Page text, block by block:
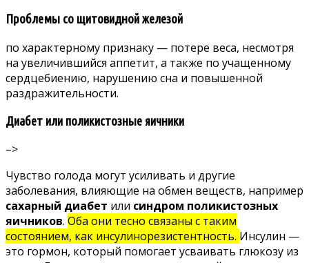
Проблемы со щитовидной железой
по характерному признаку — потере веса, несмотря
на увеличившийся аппетит, а также по учащенному
сердцебиению, нарушению сна и повышенной
раздражительности.
Диабет или поликистозные яичники
–>
Чувство голода могут усиливать и другие
заболевания, влияющие на обмен веществ, например
сахарный диабет или синдром поликистозных
яичников. Оба они тесно связаны с таким
состоянием, как инсулинорезистентность. Инсулин —
это гормон, который помогает усваивать глюкозу из